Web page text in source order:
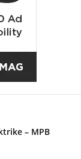
– MPB